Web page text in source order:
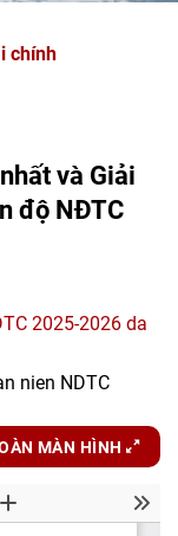
chính
và Giải
độ NĐTC
2025-2026 da
nien NDTC
MÀN HÌNH